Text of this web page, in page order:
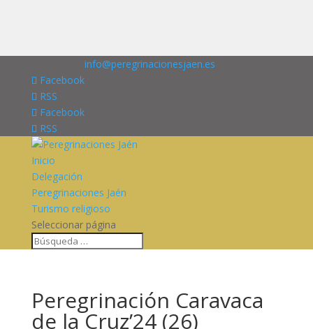
info@peregrinacionesjaen.es
Facebook
RSS
Facebook
RSS
Inicio
Delegación
Peregrinaciones Jaén
Turismo religioso
Seleccionar página
Peregrinación Caravaca
de la Cruz’24 (26)